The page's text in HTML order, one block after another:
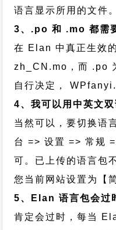
语言显示所用的文件。
3、.po 和 .mo 都需
在 Elan 中真正生效
zh_CN.mo，而 .po
自行决定，
4、我可以用中英文双
当然可以，要切换语
台 => 设置 => 常规
可。已上传的语言包
您当前网站设置为【
5、Elan 语言包会过
肯定会过时，每当